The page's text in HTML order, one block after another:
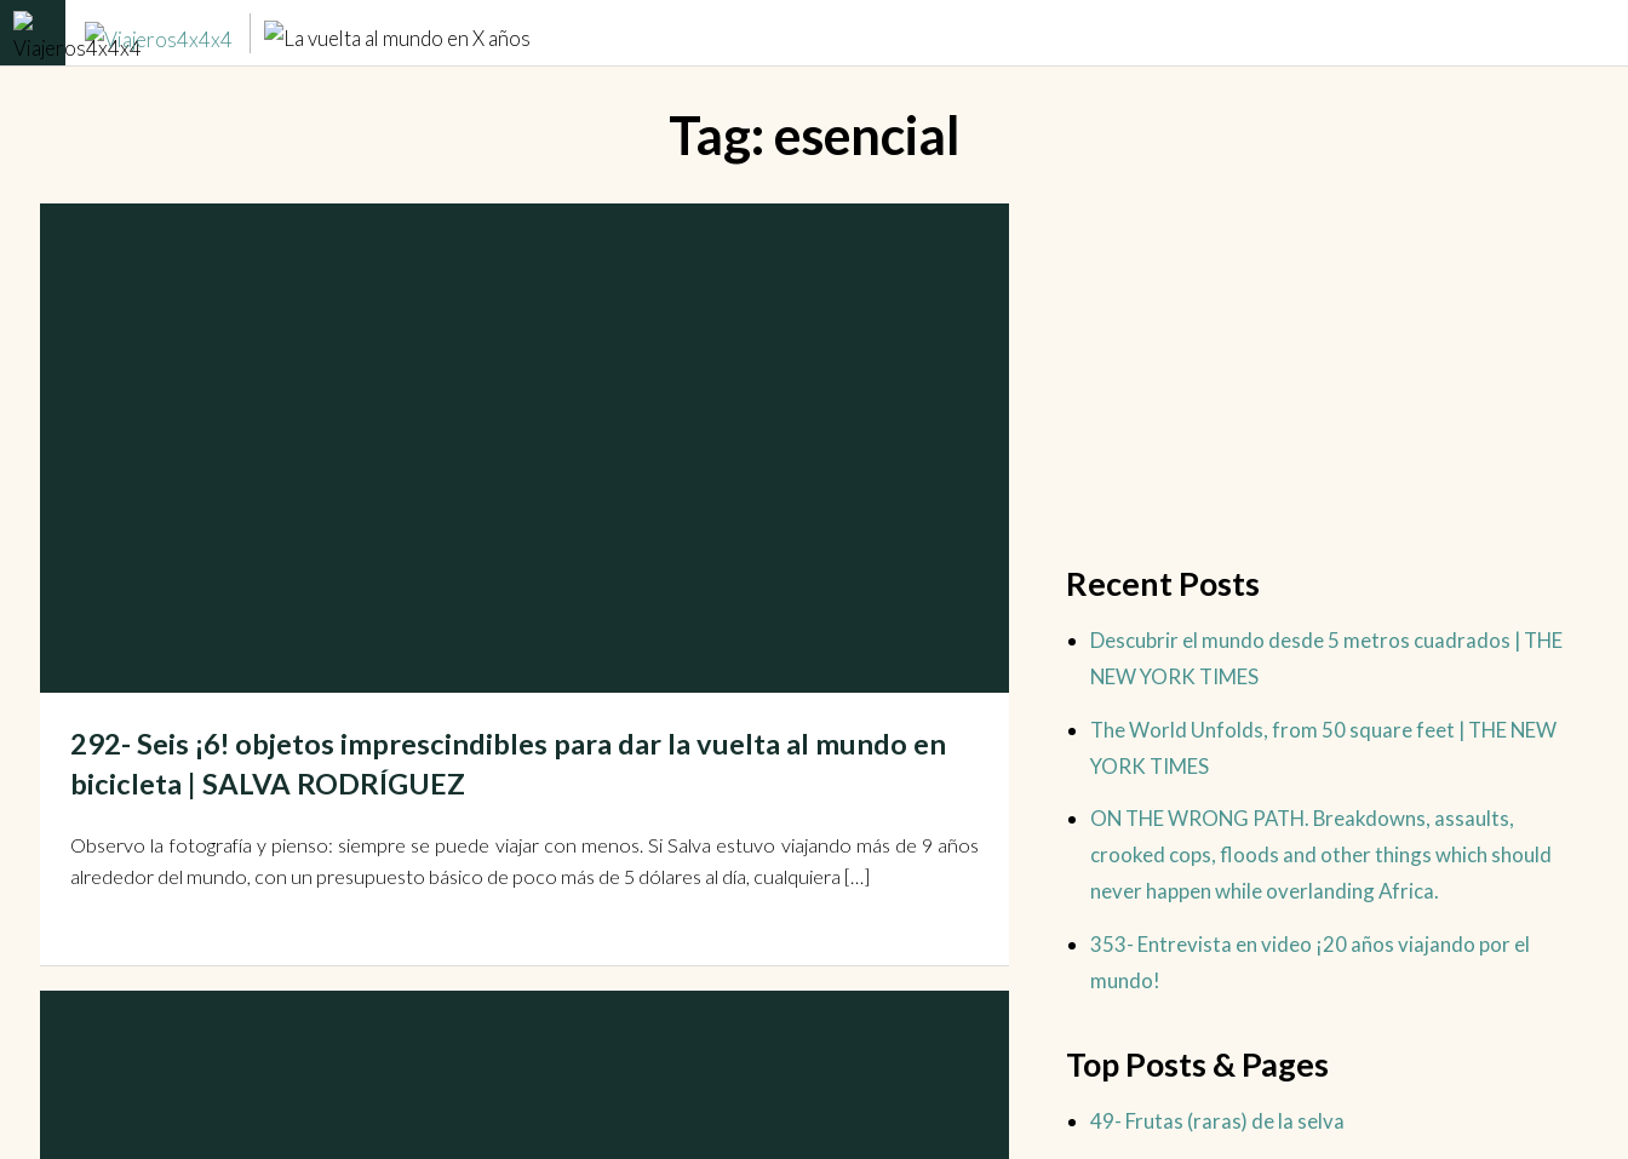
Tag: esencial
292- Seis ¡6! objetos imprescindibles para dar la vuelta al mundo en
bicicleta | SALVA RODRÍGUEZ
Observo la fotografía y pienso: siempre se puede viajar con menos. Si Salva estuvo viajando más de 9 años
alrededor del mundo, con un presupuesto básico de poco más de 5 dólares al día, cualquiera […]
Recent Posts
Descubrir el mundo desde 5 metros cuadrados | THE
NEW YORK TIMES
The World Unfolds, from 50 square feet | THE NEW
YORK TIMES
ON THE WRONG PATH. Breakdowns, assaults,
crooked cops, floods and other things which should
never happen while overlanding Africa.
353- Entrevista en video ¡20 años viajando por el
mundo!
Top Posts & Pages
49- Frutas (raras) de la selva